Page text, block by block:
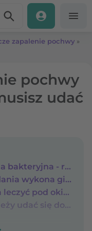
zapalenie pochwy »
pochwy
udać
Drożdżyca pochwy a infekcja bakteryjna - rozpoznanie u ginekologa
Grzybica pochwy - jakie badania wykona ginekolog?
Czy grzybicę pochwy trzeba leczyć pod okiem ginekologa?
Grzybica pochwy - kiedy należy udać się do ginekologa?